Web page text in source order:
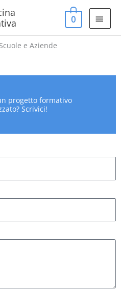
0
e Aziende
progetto formativo
Scrivici!